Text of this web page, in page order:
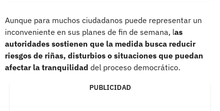
Aunque para muchos ciudadanos puede representar un
inconveniente en sus planes de fin de semana, las
autoridades sostienen que la medida busca reducir
riesgos de riñas, disturbios o situaciones que puedan
afectar la tranquilidad del proceso democrático.
PUBLICIDAD